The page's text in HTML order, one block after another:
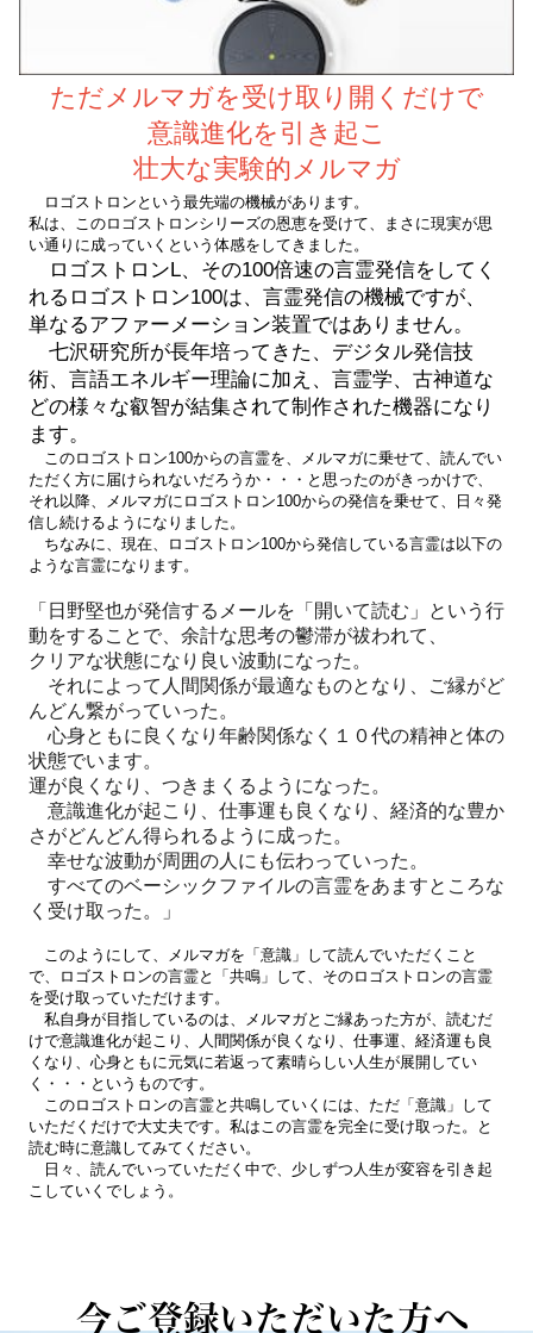
ただメルマガを受け取り開くだけで
意識進化を引き起こ
壮大な実験的メルマガ
ロゴストロンという最先端の機械があります。
私は、このロゴストロンシリーズの恩恵を受けて、まさに現実が思
い通りに成っていくという体感をしてきました。
ロゴストロンL、その100倍速の言霊発信をしてく
れるロゴストロン100は、言霊発信の機械ですが、
単なるアファーメーション装置ではありません。
七沢研究所が長年培ってきた、デジタル発信技
術、言語エネルギー理論に加え、言霊学、古神道な
どの様々な叡智が結集されて制作された機器になり
ます。
このロゴストロン100からの言霊を、メルマガに乗せて、読んでい
ただく方に届けられないだろうか・・・と思ったのがきっかけで、
それ以降、メルマガにロゴストロン100からの発信を乗せて、日々発
信し続けるようになりました。
ちなみに、現在、ロゴストロン100から発信している言霊は以下の
ような言霊になります。
「日野堅也が発信するメールを「開いて読む」という行
動をすることで、余計な思考の鬱滞が祓われて、
クリアな状態になり良い波動になった。
それによって人間関係が最適なものとなり、
ご縁がど
んどん繋がっていった。
心身ともに良くなり年齢関係なく １０代の精神と体の
状態でいます。
運が良くなり、つきまくるようになった。
意識進化が起こり、仕事運も良くなり、 経済的な豊か
さがどんどん得られるように成った。
幸せな波動が周囲の人にも伝わっていった。
すべてのベーシックファイルの言霊をあますところな
く受け取った。」
このようにして、メルマガを「意識」して読んでいただくこと
で、ロゴストロンの言霊と「共鳴」して、そのロゴストロンの言霊
を受け取っていただけます。
私自身が目指しているのは、メルマガとご縁あった方が、読むだ
けで意識進化が起こり、人間関係が良くなり、仕事運、経済運も良
くなり、心身ともに元気に若返って素晴らしい人生が展開してい
く・・・というものです。
このロゴストロンの言霊と共鳴していくには、ただ「意識」して
いただくだけで大丈夫です。私はこの言霊を完全に受け取った。と
読む時に意識してみてください。
日々、読んでいっていただく中で、少しずつ人生が変容を引き起
こしていくでしょう。
今ご登録いただいた方へ